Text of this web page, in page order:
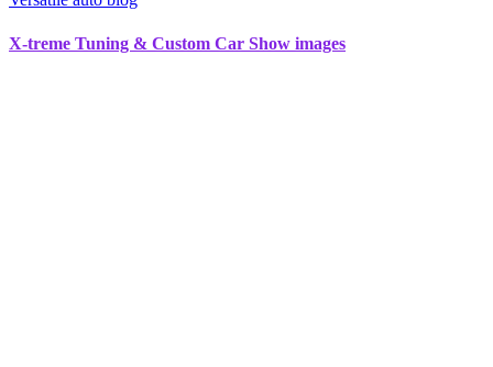
X-treme Tuning & Custom Car Show images